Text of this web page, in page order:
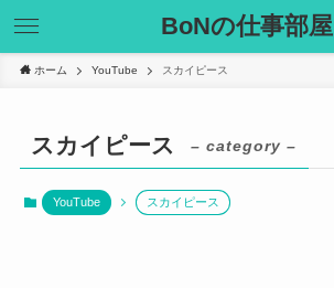
BoNの仕事部屋
ホーム YouTube スカイピース
スカイピース – category –
YouTube スカイピース